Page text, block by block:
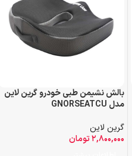
بالش نشیمن طبی خودرو گرین لاین
مدل GNORSEATCU
گرین لاین
۲,۸۰۰,۰۰۰تومان